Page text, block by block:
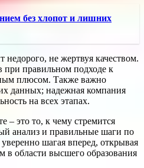
без хлопот и лишних
недорого, не жертвуя качеством.
при правильном подходе к
плюсом. Также важно
данных; надежная компания
на всех этапах.
– это то, к чему стремится
анализ и правильные шаги по
шагая вперед, открывая
в области высшего образования